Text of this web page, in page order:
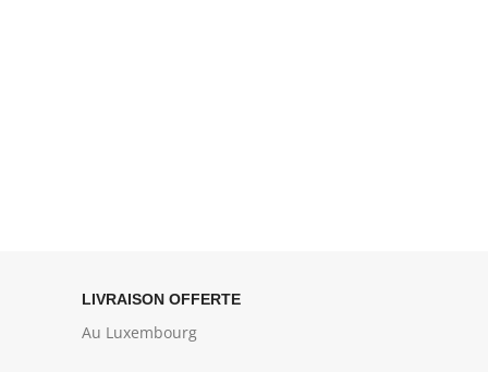
LIVRAISON OFFERTE
Au Luxembourg